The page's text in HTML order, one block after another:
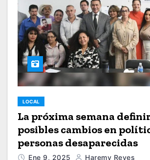
LOCAL
La próxima semana
posibles cambios en
personas desaparecidas
Ene 9, 2025 Haremy Reyes